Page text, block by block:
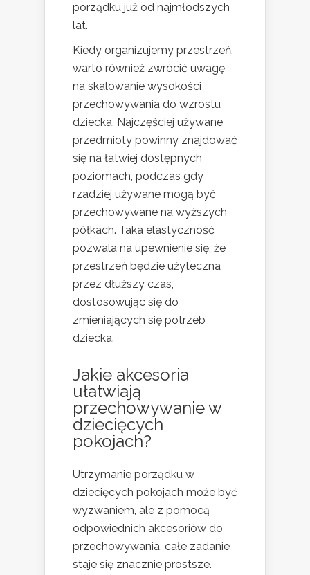
porządku już od najmłodszych
lat.
Kiedy organizujemy przestrzeń,
warto również zwrócić uwagę
na skalowanie wysokości
przechowywania do wzrostu
dziecka. Najczęściej używane
przedmioty powinny znajdować
się na łatwiej dostępnych
poziomach, podczas gdy
rzadziej używane mogą być
przechowywane na wyższych
półkach. Taka elastyczność
pozwala na upewnienie się, że
przestrzeń będzie użyteczna
przez dłuższy czas,
dostosowując się do
zmieniających się potrzeb
dziecka.
Jakie akcesoria
ułatwiają
przechowywanie w
dziecięcych
pokojach?
Utrzymanie porządku w
dziecięcych pokojach może być
wyzwaniem, ale z pomocą
odpowiednich akcesoriów do
przechowywania, całe zadanie
staje się znacznie prostsze.